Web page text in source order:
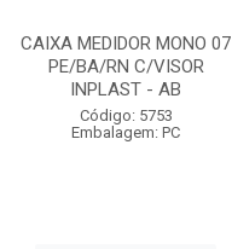
CAIXA MEDIDOR MONO 07
PE/BA/RN C/VISOR
INPLAST - AB
Código: 5753
Embalagem: PC